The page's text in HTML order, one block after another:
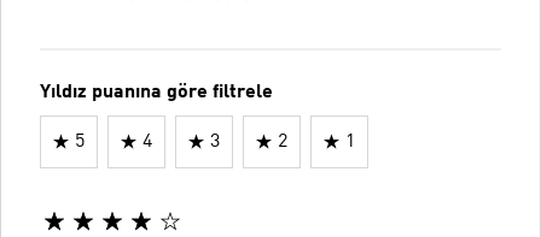
Yıldız puanına göre filtrele
5 4 3 2 1